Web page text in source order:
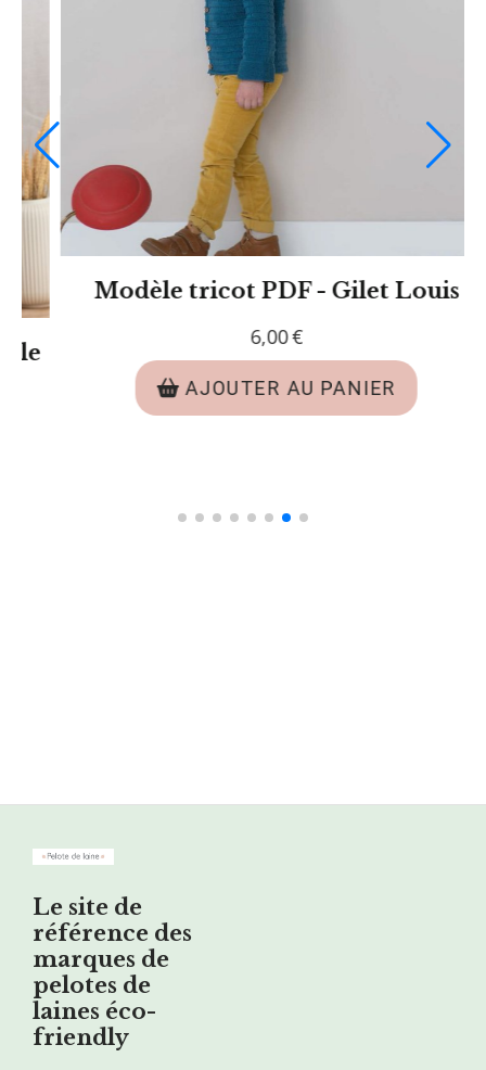
Kit tricot - Gilet Joséphine
25,00€
AJOUTER AU PANIER
Le site de
référence des
marques de
pelotes de
laines éco-
friendly